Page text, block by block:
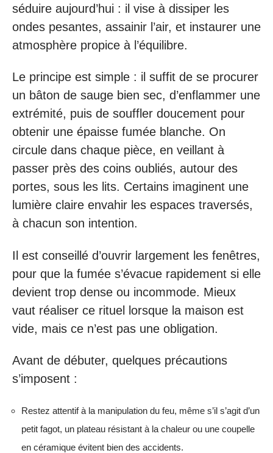
séduire aujourd’hui : il vise à dissiper les
ondes pesantes, assainir l’air, et instaurer une
atmosphère propice à l’équilibre.
Le principe est simple : il suffit de se procurer
un bâton de sauge bien sec, d’enflammer une
extrémité, puis de souffler doucement pour
obtenir une épaisse fumée blanche. On
circule dans chaque pièce, en veillant à
passer près des coins oubliés, autour des
portes, sous les lits. Certains imaginent une
lumière claire envahir les espaces traversés,
à chacun son intention.
Il est conseillé d’ouvrir largement les fenêtres,
pour que la fumée s’évacue rapidement si elle
devient trop dense ou incommode. Mieux
vaut réaliser ce rituel lorsque la maison est
vide, mais ce n’est pas une obligation.
Avant de débuter, quelques précautions
s’imposent :
Restez attentif à la manipulation du feu, même s’il s’agit d’un
petit fagot, un plateau résistant à la chaleur ou une coupelle
en céramique évitent bien des accidents.